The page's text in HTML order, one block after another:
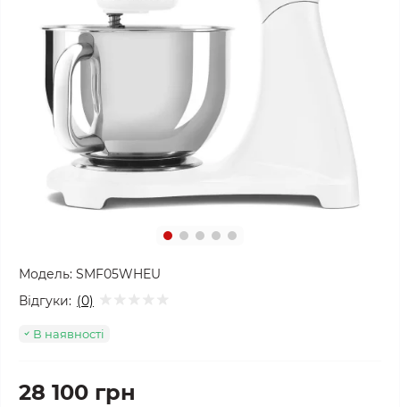
Модель: SMF05WHEU
Відгуки: (0)
В наявності
28 100 грн